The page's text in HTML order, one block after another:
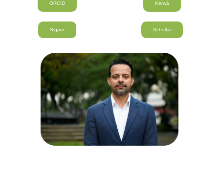
ORCID Kérwá
Sigpro Schollar